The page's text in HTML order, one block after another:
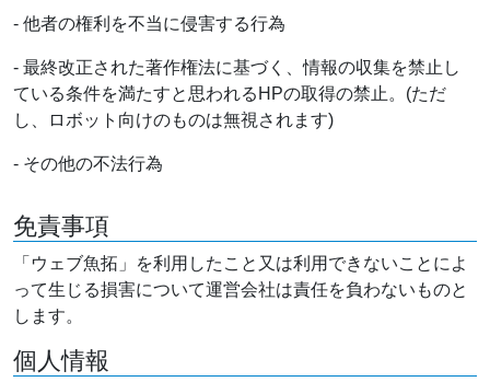
- 他者の権利を不当に侵害する行為
- 最終改正された著作権法に基づく、情報の収集を禁止し
ている条件を満たすと思われるHPの取得の禁止。(ただ
し、ロボット向けのものは無視されます)
- その他の不法行為
免責事項
「ウェブ魚拓」を利用したこと又は利用できないことによ
って生じる損害について運営会社は責任を負わないものと
します。
個人情報